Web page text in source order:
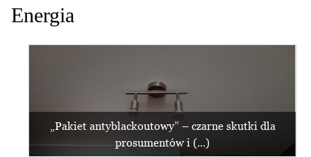
Energia
„Pakiet antyblackoutowy” – czarne skutki dla
prosumentów i (...)